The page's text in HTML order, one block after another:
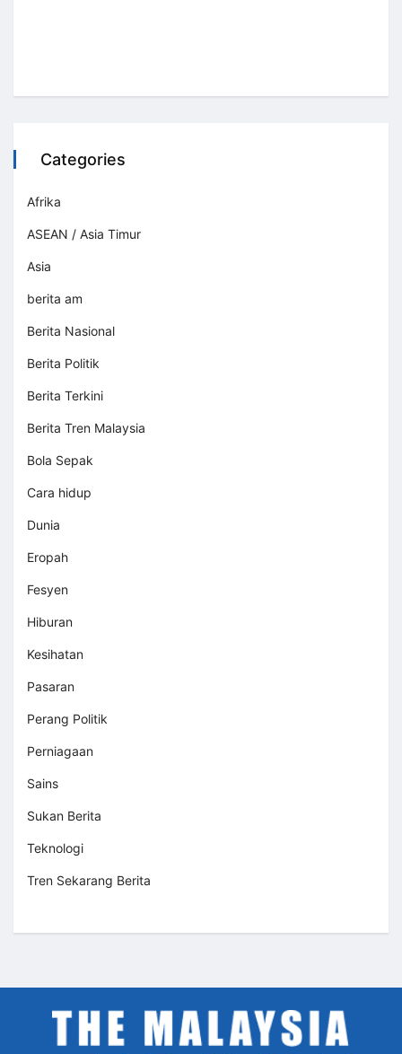
Categories
Afrika
ASEAN / Asia Timur
Asia
berita am
Berita Nasional
Berita Politik
Berita Terkini
Berita Tren Malaysia
Bola Sepak
Cara hidup
Dunia
Eropah
Fesyen
Hiburan
Kesihatan
Pasaran
Perang Politik
Perniagaan
Sains
Sukan Berita
Teknologi
Tren Sekarang Berita